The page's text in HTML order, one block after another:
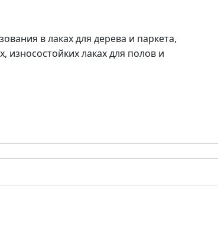
в лаках для дерева и паркета,
износостойких лаках для полов и